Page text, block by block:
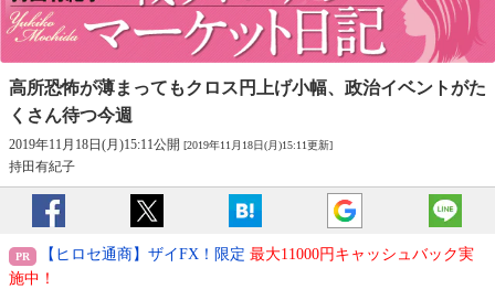
高所恐怖が薄まってもクロス円上げ小幅、 政治イベントがた
くさん待つ今週
2019年11月18日(月)15:11公開 [2019年11月18日(月)15:11更新]
持田有紀子
【ヒロセ通商】ザイFX！限定 最大11000円キャッシュバック実
施中！